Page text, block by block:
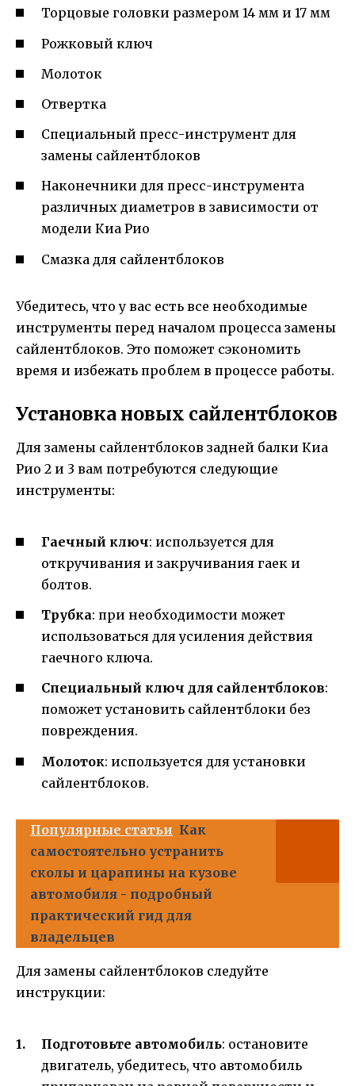
Торцовые головки размером 14 мм и 17 мм
Рожковый ключ
Молоток
Отвертка
Специальный пресс-инструмент для
замены сайлентблоков
Наконечники для пресс-инструмента
различных диаметров в зависимости от
модели Киа Рио
Смазка для сайлентблоков
Убедитесь, что у вас есть все необходимые
инструменты перед началом процесса замены
сайлентблоков. Это поможет сэкономить
время и избежать проблем в процессе работы.
Установка новых сайлентблоков
Для замены сайлентблоков задней балки Киа
Рио 2 и 3 вам потребуются следующие
инструменты:
Гаечный ключ: используется для
откручивания и закручивания гаек и
болтов.
Трубка: при необходимости может
использоваться для усиления действия
гаечного ключа.
Специальный ключ для сайлентблоков:
поможет установить сайлентблоки без
повреждения.
Молоток: используется для установки
сайлентблоков.
Популярные статьи Как
самостоятельно устранить
сколы и царапины на кузове
автомобиля - подробный
практический гид для
владельцев
Для замены сайлентблоков следуйте
инструкции:
Подготовьте автомобиль: остановите
двигатель, убедитесь, что автомобиль